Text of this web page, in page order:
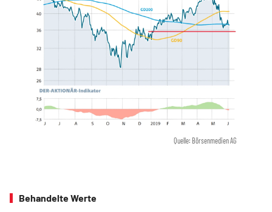
Quelle: Börsenmedien AG
Behandelte Werte